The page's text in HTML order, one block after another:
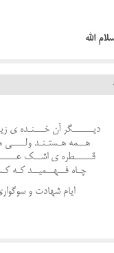
الله
دیــــــگر آن خـــنـده ی
هــمه هـستـنـد
قـــــطره ی اشــک
چـاه فــهــمیــد کـه
ایام شهادت و